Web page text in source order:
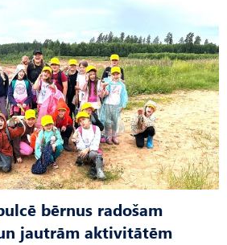
bērnus radošam
jautrām aktivitātēm